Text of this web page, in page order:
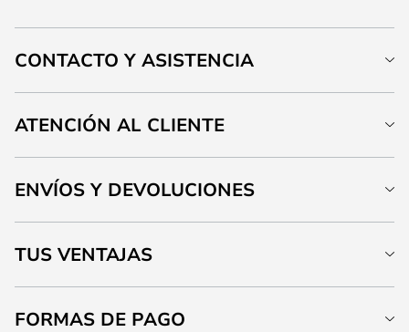
CONTACTO Y ASISTENCIA
ATENCIÓN AL CLIENTE
ENVÍOS Y DEVOLUCIONES
TUS VENTAJAS
FORMAS DE PAGO